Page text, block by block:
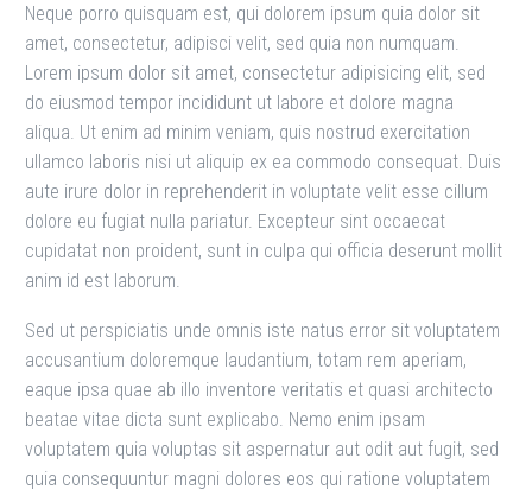
Neque porro quisquam est, qui dolorem ipsum quia dolor sit
amet, consectetur, adipisci velit, sed quia non numquam.
Lorem ipsum dolor sit amet, consectetur adipisicing elit, sed
do eiusmod tempor incididunt ut labore et dolore magna
aliqua. Ut enim ad minim veniam, quis nostrud exercitation
ullamco laboris nisi ut aliquip ex ea commodo consequat. Duis
aute irure dolor in reprehenderit in voluptate velit esse cillum
dolore eu fugiat nulla pariatur. Excepteur sint occaecat
cupidatat non proident, sunt in culpa qui officia deserunt mollit
anim id est laborum.
Sed ut perspiciatis unde omnis iste natus error sit voluptatem
accusantium doloremque laudantium, totam rem aperiam,
eaque ipsa quae ab illo inventore veritatis et quasi architecto
beatae vitae dicta sunt explicabo. Nemo enim ipsam
voluptatem quia voluptas sit aspernatur aut odit aut fugit, sed
quia consequuntur magni dolores eos qui ratione voluptatem